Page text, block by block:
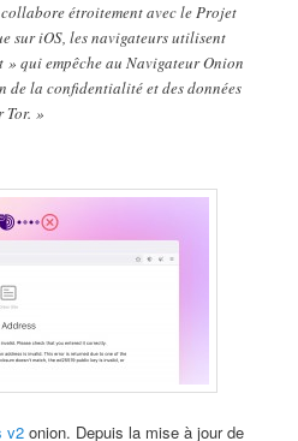
étroitement avec le Projet
sur iOS, les navigateurs utilisent
» qui empêche au Navigateur Onion
de la confidentialité et des données
Tor. »
v2 onion. Depuis la mise à jour de